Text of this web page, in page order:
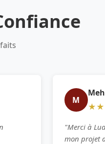
M
"Merci à
mon projet